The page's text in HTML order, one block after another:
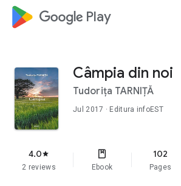
google_logo Play
Câmpia din noi
Tudorița TARNIȚĂ
Jul 2017 · Editura infoEST
4.0star
2 reviews Ebook
102
Pages